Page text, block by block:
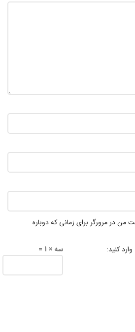
من در مرورگر برای زمانی که دوباره
کنید:
سه × 1 =